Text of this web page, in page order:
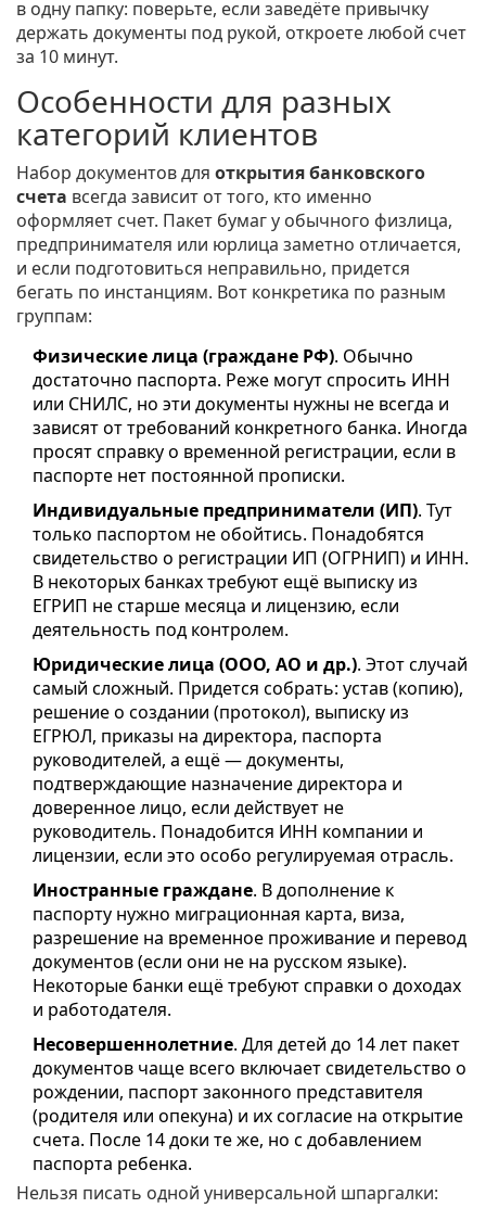
в одну папку: поверьте, если заведёте привычку
держать документы под рукой, откроете любой счет
за 10 минут.
Особенности для разных
категорий клиентов
Набор документов для открытия банковского
счета всегда зависит от того, кто именно
оформляет счет. Пакет бумаг у обычного физлица,
предпринимателя или юрлица заметно отличается,
и если подготовиться неправильно, придется
бегать по инстанциям. Вот конкретика по разным
группам:
Физические лица (граждане РФ). Обычно
достаточно паспорта. Реже могут спросить ИНН
или СНИЛС, но эти документы нужны не всегда и
зависят от требований конкретного банка. Иногда
просят справку о временной регистрации, если в
паспорте нет постоянной прописки.
Индивидуальные предприниматели (ИП). Тут
только паспортом не обойтись. Понадобятся
свидетельство о регистрации ИП (ОГРНИП) и ИНН.
В некоторых банках требуют ещё выписку из
ЕГРИП не старше месяца и лицензию, если
деятельность под контролем.
Юридические лица (ООО, АО и др.). Этот случай
самый сложный. Придется собрать: устав (копию),
решение о создании (протокол), выписку из
ЕГРЮЛ, приказы на директора, паспорта
руководителей, а ещё — документы,
подтверждающие назначение директора и
доверенное лицо, если действует не
руководитель. Понадобится ИНН компании и
лицензии, если это особо регулируемая отрасль.
Иностранные граждане. В дополнение к
паспорту нужно миграционная карта, виза,
разрешение на временное проживание и перевод
документов (если они не на русском языке).
Некоторые банки ещё требуют справки о доходах
и работодателя.
Несовершеннолетние. Для детей до 14 лет пакет
документов чаще всего включает свидетельство о
рождении, паспорт законного представителя
(родителя или опекуна) и их согласие на открытие
счета. После 14 доки те же, но с добавлением
паспорта ребенка.
Нельзя писать одной универсальной шпаргалки: